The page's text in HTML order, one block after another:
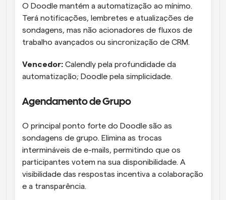
O Doodle mantém a automatização ao mínimo.
Terá notificações, lembretes e atualizações de
sondagens, mas não acionadores de fluxos de
trabalho avançados ou sincronização de CRM.
Vencedor: Calendly pela profundidade da
automatização; Doodle pela simplicidade.
Agendamento de Grupo
O principal ponto forte do Doodle são as
sondagens de grupo. Elimina as trocas
intermináveis de e-mails, permitindo que os
participantes votem na sua disponibilidade. A
visibilidade das respostas incentiva a colaboração
e a transparência.